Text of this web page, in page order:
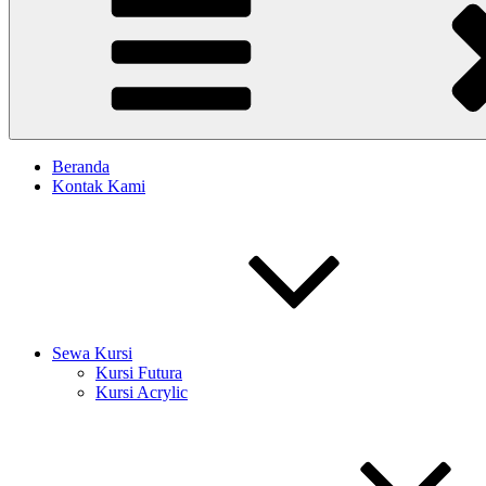
Beranda
Kontak Kami
Sewa Kursi
Kursi Futura
Kursi Acrylic